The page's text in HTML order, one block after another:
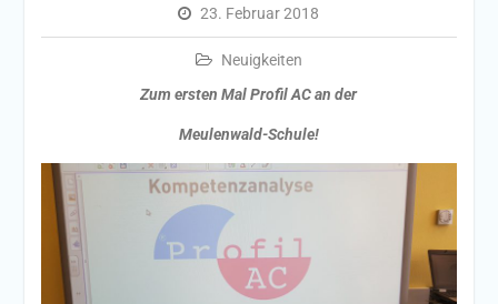
23. Februar 2018
Neuigkeiten
Zum ersten Mal Profil AC an der
Meulenwald-Schule!